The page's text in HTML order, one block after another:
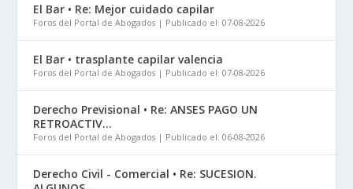
El Bar • Re: Mejor cuidado capilar
Foros del Portal de Abogados Publicado el: 07-08-2026
El Bar • trasplante capilar valencia
Foros del Portal de Abogados Publicado el: 07-08-2026
Derecho Previsional • Re: ANSES PAGO UN
RETROACTIV...
Foros del Portal de Abogados Publicado el: 06-08-2026
Derecho Civil - Comercial • Re: SUCESION.